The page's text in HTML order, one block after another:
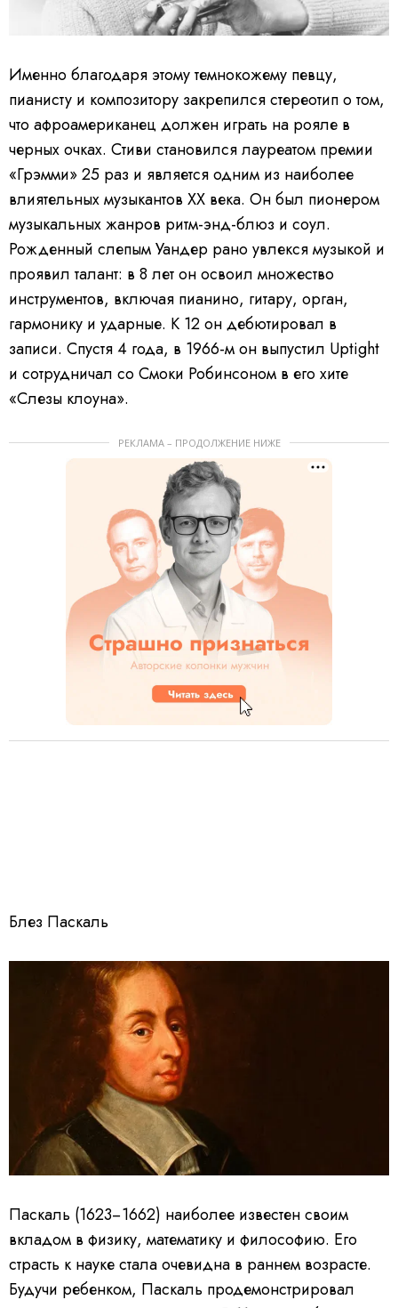
Именно благодаря этому темнокожему певцу,
пианисту и композитору закрепился стереотип о том,
что афроамериканец должен играть на рояле в
черных очках. Стиви становился лауреатом премии
«Грэмми» 25 раз и является одним из наиболее
влиятельных музыкантов XX века. Он был пионером
музыкальных жанров ритм-энд-блюз и соул.
Рожденный слепым Уандер рано увлекся музыкой и
проявил талант: в 8 лет он освоил множество
инструментов, включая пианино, гитару, орган,
гармонику и ударные. К 12 он дебютировал в
записи. Спустя 4 года, в 1966-м он выпустил Uptight
и сотрудничал со Смоки Робинсоном в его хите
«Слезы клоуна».
РЕКЛАМА – ПРОДОЛЖЕНИЕ НИЖЕ
Блез Паскаль
Паскаль (1623−1662) наиболее известен своим
вкладом в физику, математику и философию. Его
страсть к науке стала очевидна в раннем возрасте.
Будучи ребенком, Паскаль продемонстрировал